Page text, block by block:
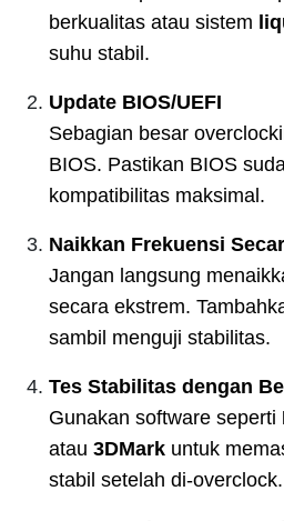
berkualitas atau sistem
suhu stabil.
Update BIOS/UEFI
Sebagian besar
BIOS. Pastikan BIOS
kompatibilitas maksimal.
Naikkan Frekuensi
Jangan langsung
secara ekstrem.
sambil menguji stabilitas.
Tes Stabilitas dengan
Gunakan software seperti
atau 3DMark untuk
stabil setelah di-overclock.